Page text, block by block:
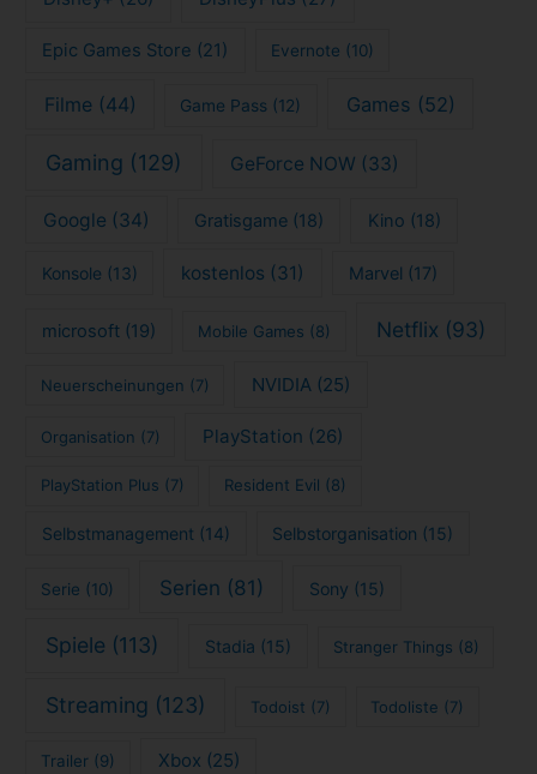
Epic Games Store (21) Evernote (10)
Filme(44) Game Pass (12) Games (52)
Gaming (129) GeForce NOW (33)
Google (34) Gratisgame (18) Kino (18)
Konsole (13) kostenlos (31) Marvel (17)
microsoft (19) Mobile Games (8) Netflix (93)
Neuerscheinungen (7) NVIDIA (25)
Organisation (7) PlayStation (26)
PlayStation Plus (7) Resident Evil (8)
Selbstmanagement (14) Selbstorganisation (15)
Serie (10) Serien (81) Sony (15)
Spiele (113) Stadia (15) Stranger Things (8)
Streaming (123) Todoist (7) Todoliste (7)
Trailer (9) Xbox (25)